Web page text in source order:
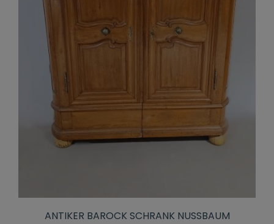
ANTIKER BAROCK SCHRANK NUSSBAUM